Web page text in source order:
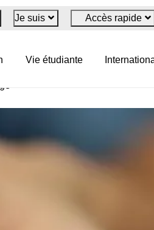
Je suis Accès rapide
Vie étudiante